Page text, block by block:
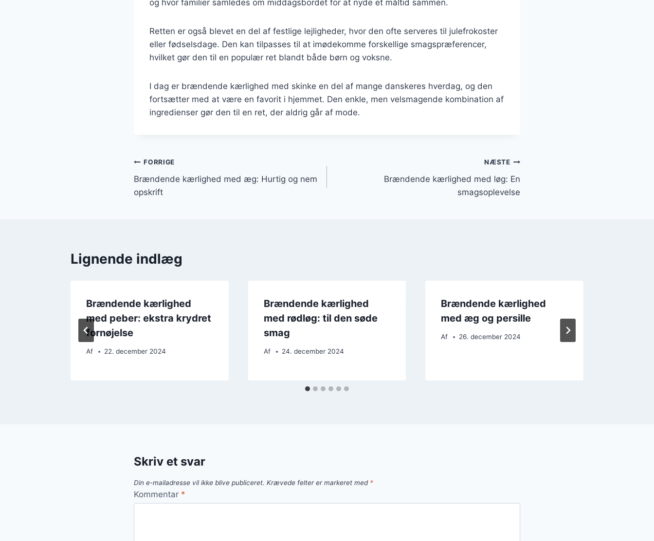
og hvor familier samledes om middagsbordet for at nyde et måltid sammen.
Retten er også blevet en del af festlige lejligheder, hvor den ofte serveres til julefrokoster
eller fødselsdage. Den kan tilpasses til at imødekomme forskellige smagspræferencer,
hvilket gør den til en populær ret blandt både børn og voksne.
I dag er brændende kærlighed med skinke en del af mange danskeres hverdag, og den
fortsætter med at være en favorit i hjemmet. Den enkle, men velsmagende kombination af
ingredienser gør den til en ret, der aldrig går af mode.
Indlægsnavigation
FORRIGE
Brændende kærlighed med æg: Hurtig og nem
opskrift
NÆSTE
Brændende kærlighed med løg: En
smagsoplevelse
Lignende indlæg
Brændende kærlighed
med peber: ekstra krydret
fornøjelse
Af 22. december 2024
Brændende kærlighed
med rødløg: til den søde
smag
Af 24. december 2024
Brændende kærlighed
med æg og persille
Af 26. december 2024
Skriv et svar
Din e-mailadresse vil ikke blive publiceret. Krævede felter er markeret med *
Kommentar *